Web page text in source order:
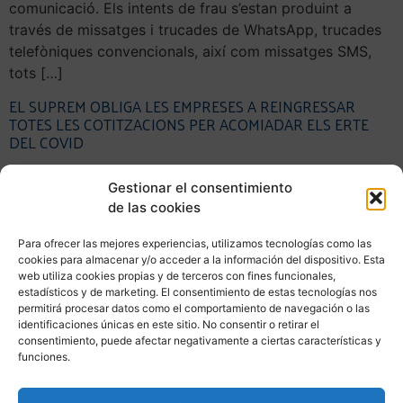
Gestionar el consentimiento
de las cookies
Para ofrecer las mejores experiencias, utilizamos tecnologías como las
cookies para almacenar y/o acceder a la información del dispositivo. Esta
web utiliza cookies propias y de terceros con fines funcionales,
estadísticos y de marketing. El consentimiento de estas tecnologías nos
permitirá procesar datos como el comportamiento de navegación o las
identificaciones únicas en este sitio. No consentir o retirar el
consentimiento, puede afectar negativamente a ciertas características y
funciones.
comunicació. Els intents de frau s’estan produint a
través de missatges i trucades de WhatsApp, trucades
telefòniques convencionals, així com missatges SMS,
tots […]
EL SUPREM OBLIGA LES EMPRESES A REINGRESSAR
TOTES LES COTITZACIONS PER ACOMIADAR ELS ERTE
DEL COVID
Els empresaris que van acomiadar un o més dels